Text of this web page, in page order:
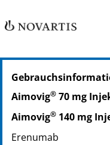
PZN: 14236568
PPN: 111423656828
NTIN: 04150142365683
PPN: 111429217687
NTIN: 04150142921766
Aimovig® 70 mg
Aimovig® 140 mg
Erenumab